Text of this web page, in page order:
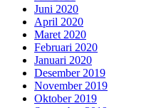
Juni 2020
April 2020
Maret 2020
Februari 2020
Januari 2020
Desember 2019
November 2019
Oktober 2019